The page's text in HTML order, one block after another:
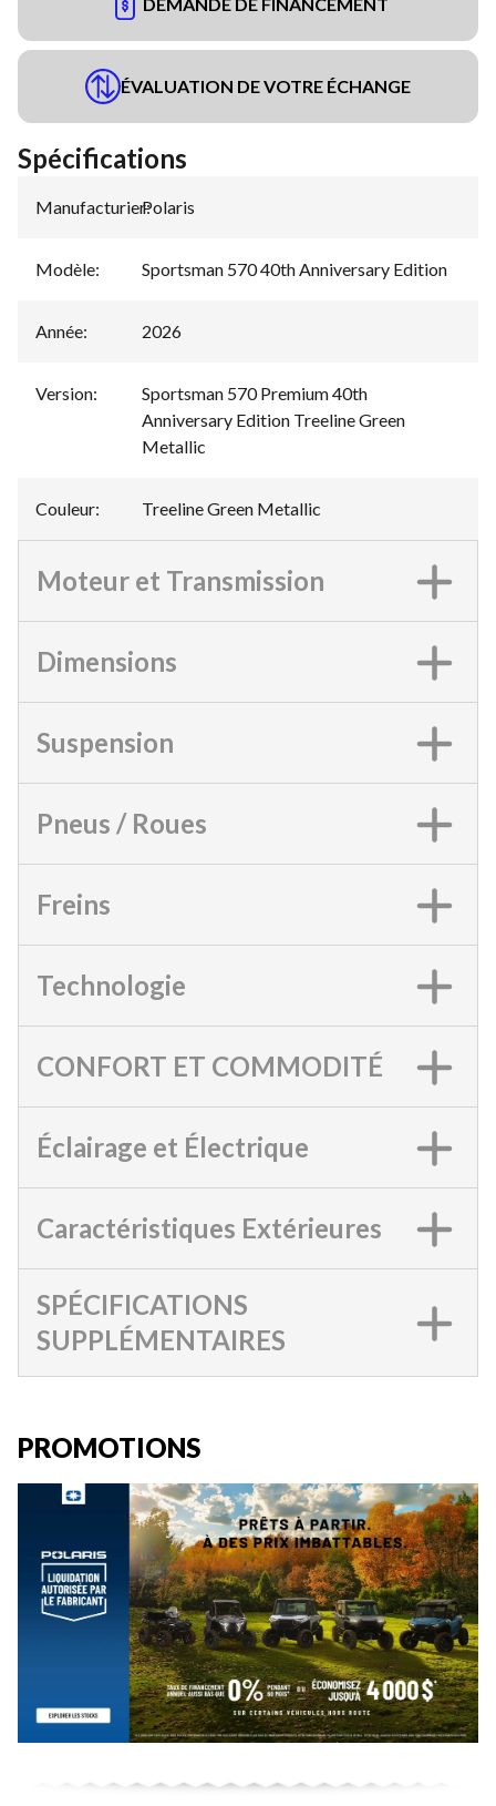
ÉVALUATION DE VOTRE ÉCHANGE
Spécifications
Manufacturier:
Polaris
Modèle: Sportsman 570 40th Anniversary Edition
Année: 2026
Version:
Sportsman 570 Premium 40th
Anniversary Edition Treeline Green
Metallic
Couleur: Treeline Green Metallic
Moteur et Transmission
Dimensions
Suspension
Pneus / Roues
Freins
Technologie
CONFORT ET COMMODITÉ
Éclairage et Électrique
Caractéristiques Extérieures
SPÉCIFICATIONS
SUPPLÉMENTAIRES
PROMOTIONS